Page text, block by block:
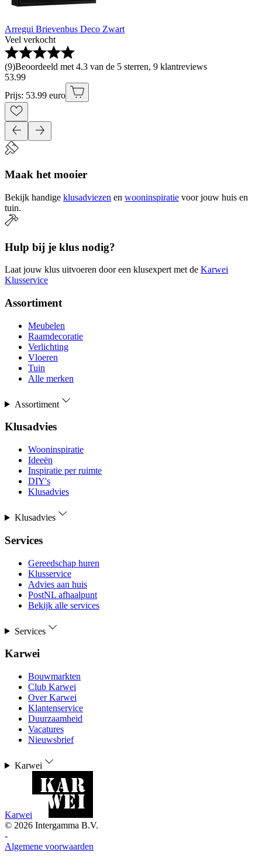
Arregui Brievenbus Deco Zwart
Veel verkocht
(9)Beoordeeld met 4.3 van de 5 sterren, 9 klantreviews
53.99
Prijs: 53.99 euro
Maak het mooier
Bekijk handige klusadviezen en wooninspiratie voor jouw huis en
tuin.
Hulp bij je klus nodig?
Laat jouw klus uitvoeren door een klusexpert met de Karwei
Klusservice
Assortiment
Meubelen
Raamdecoratie
Verlichting
Vloeren
Tuin
Alle merken
Assortiment
Klusadvies
Wooninspiratie
Ideeën
Inspiratie per ruimte
DIY's
Klusadvies
Klusadvies
Services
Gereedschap huren
Klusservice
Advies aan huis
PostNL afhaalpunt
Bekijk alle services
Services
Karwei
Bouwmarkten
Club Karwei
Over Karwei
Klantenservice
Duurzaamheid
Vacatures
Nieuwsbrief
Karwei
Karwei
© 2026 Intergamma B.V.
-
Algemene voorwaarden